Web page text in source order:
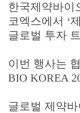
한국제약바이
코엑스에서 ‘
글로벌 투자
이번 행사는
BIO KOREA
글로벌 제약